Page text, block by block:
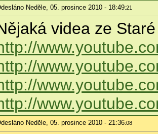
Neděle, 05. prosince 2010 - 18:49:21
videa ze
Neděle, 05. prosince 2010 - 21:36:08